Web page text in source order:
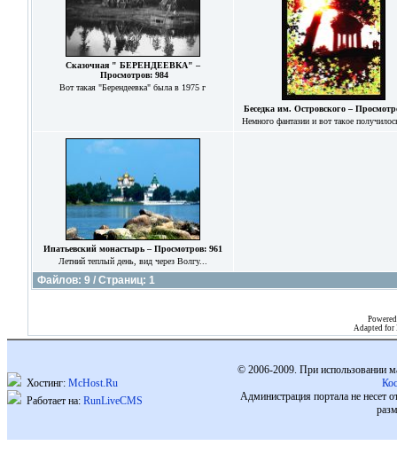
Сказочная " БЕРЕНДЕЕВКА" –
Просмотров: 984
Вот такая "Берендеевка" была в 1975 г
Беседка им. Островского –
Немного фантазии и вот такое
Ипатьевский монастырь – Просмотров: 961
Летний теплый день, вид через Волгу...
Файлов: 9 / Страниц: 1
Adapted for
Хостинг: McHost.Ru
Работает на: RunLiveCMS
© 2006-2009. При использовании
Администрация портала не несет